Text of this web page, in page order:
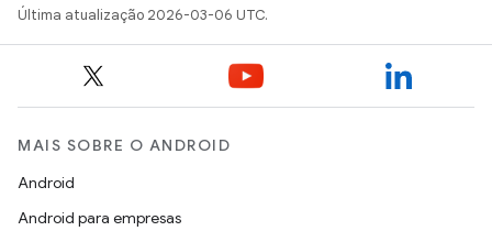
Última atualização 2026-03-06 UTC.
MAIS SOBRE O ANDROID
Android
Android para empresas